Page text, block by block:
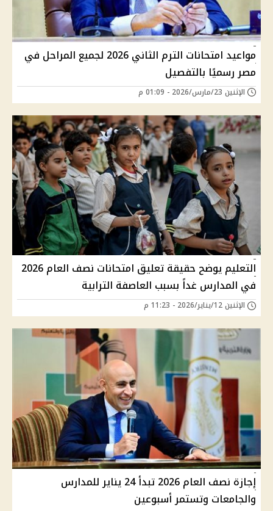
مواعيد امتحانات الترم الثاني 2026 لجميع المراحل في
مصر رسميًا بالتفصيل
الإثنين 23/مارس/2026 - 01:09 م
التعليم يوضح حقيقة تعليق امتحانات نصف العام 2026
في المدارس غداً بسبب العاصفة الترابية
الإثنين 12/يناير/2026 - 11:23 م
إجازة نصف العام 2026 تبدأ 24 يناير للمدارس
والجامعات وتستمر أسبوعين